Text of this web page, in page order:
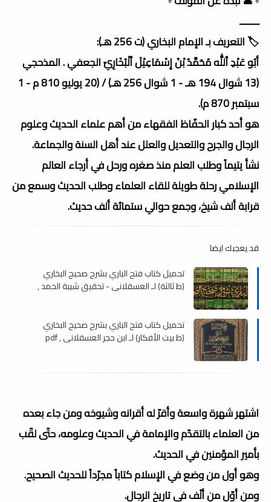
ــــــــ
🏷️ التعريف بـ الإمام البخاري (ت 256 هـ):
أبُو عَبْدِ ٱللَّٰه مُحَمَّدُ بْنُ إِسْمَاعِيْلَ ٱلْبُخَارِيّ الجعفي . المذحجي
(13 شوال 194 هـ - 1 شوال 256 هـ) / (20 يوليو 810 م - 1
سبتمبر 870 م).
هو أحد كبار الحفّاظ الفقهاء من أهم علماء الحديث وعلوم
الرجال والجرح والتعديل والعلل عند أهل السنة والجماعة.
نشأ يتيماً وطلب العلم منذ صغره ورحل في أرجاء العالم
الإسلامي رحلة طويلة للقاء العلماء وطلب الحديث وسمع من
قرابة ألف شيخ، وجمع حوالي ستمائة ألف حديث.
قد يعجبك ايضا
تحميل كتاب فتح الباري بشرح صحيح البخاري
(ط ثالثة) لـ العسقلاني - تحقيق شيبة الحمد ,
تحميل كتاب فتح الباري بشرح صحيح البخاري
(ط بيت الأفكار) لـ ابن حجر العسقلاني , pdf
اشتهر شهرة واسعة وأقرّ له أقرانه وشيوخه ومن جاء بعده
من العلماء بالتقدّم والإمامة في الحديث وعلومه، حتّى لقّب
بأمير المؤمنين في الحديث.
وهو أول من وضع في الإسلام كتاباً مجرّداً للحديث الصحيح.
ومن أوّل من ألّف في تاريخ الرجال.